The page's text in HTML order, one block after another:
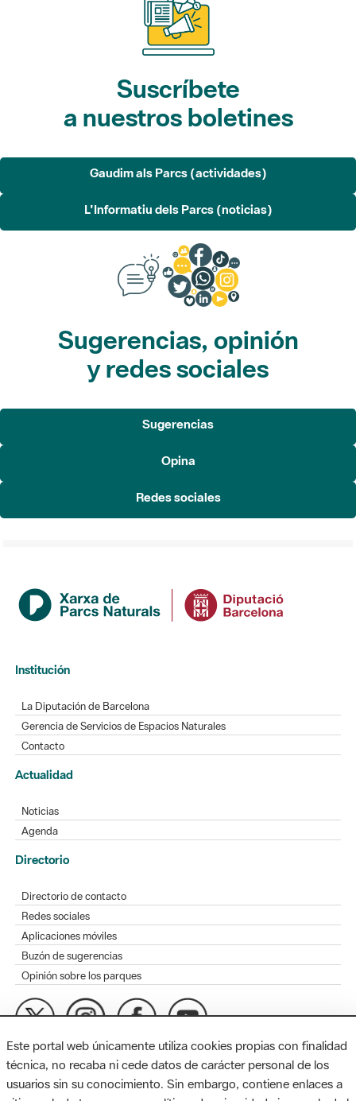
Suscríbete
a nuestros boletines
Gaudim als Parcs (actividades)
L'Informatiu dels Parcs (noticias)
Sugerencias, opinión
y redes sociales
Sugerencias
Opina
Redes sociales
Institución
La Diputación de Barcelona
Gerencia de Servicios de Espacios Naturales
Contacto
Actualidad
Noticias
Agenda
Directorio
Directorio de contacto
Redes sociales
Aplicaciones móviles
Buzón de sugerencias
Opinión sobre los parques
MAPA WEB AVISO LEGAL ACCESIBILIDAD
Diputación de Barcelona. Edifici Llacuna, 1a planta. Badajoz, 49.
Este portal web únicamente utiliza cookies propias con finalidad
técnica, no recaba ni cede datos de carácter personal de los
usuarios sin su conocimiento. Sin embargo, contiene enlaces a